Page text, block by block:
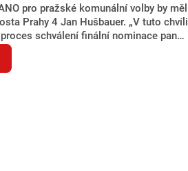
pro pražské komunální volby by měl
Prahy 4 Jan Hušbauer. „V tuto chvíli
schválení finální nominace pana
Výborem hnutí ANO,“ uvedl pro
pražského ANO Martin
se spekulovalo jako o